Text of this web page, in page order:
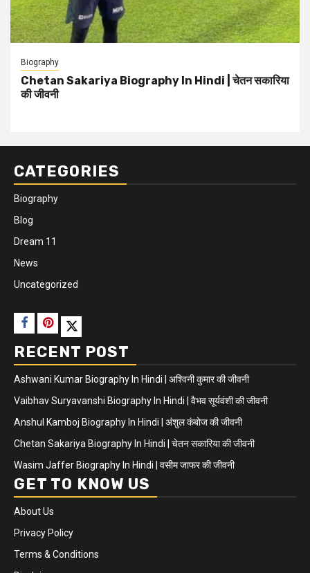
Biography
Chetan Sakariya Biography In Hindi | चेतन सकारिया
की जीवनी
CATEGORIES
Biography
Blog
Dream 11
News
Uncategorized
RECENT POST
Ashwani Kumar Biography In Hindi | अश्विनी कुमार की जीवनी
Vaibhav Suryavanshi Biography In Hindi | वैभव सूर्यवंशी की जीवनी
Anshul Kamboj Biography In Hindi | अंशुल कंबोज की जीवनी
Chetan Sakariya Biography In Hindi | चेतन सकारिया की जीवनी
Wasim Jaffer Biography In Hindi | वसीम जाफर की जीवनी
GET TO KNOW US
About Us
Privacy Policy
Terms & Conditions